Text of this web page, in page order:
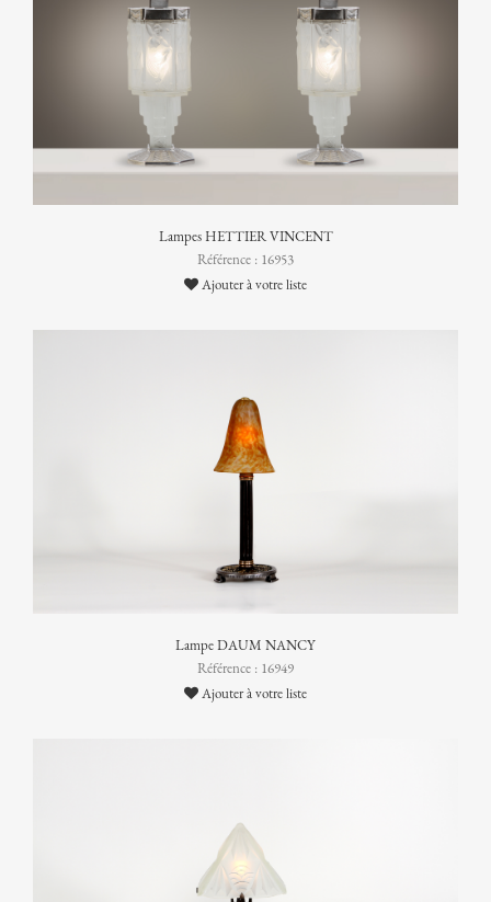
Lampes HETTIER VINCENT
Référence : 16953
Ajouter à votre liste
Lampe DAUM NANCY
Référence : 16949
Ajouter à votre liste